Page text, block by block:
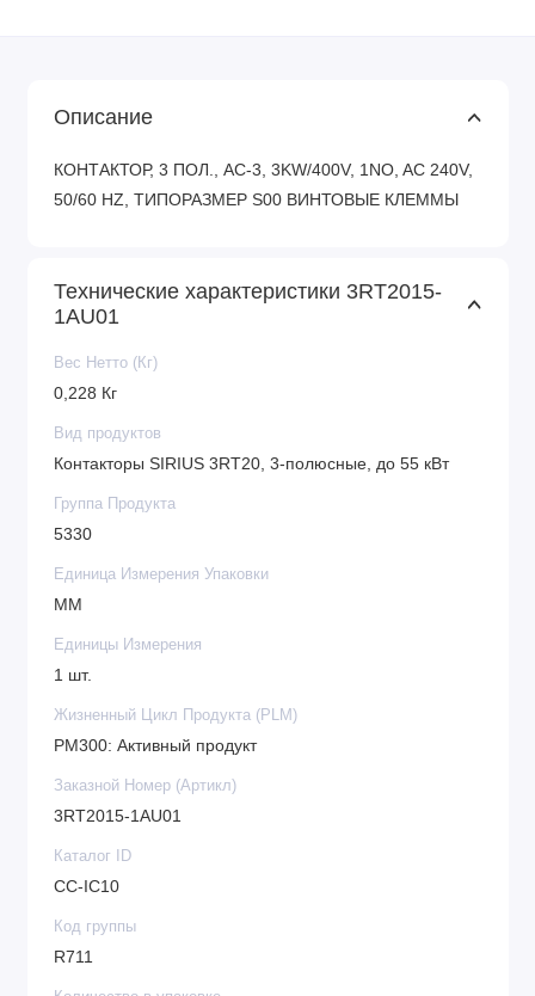
Описание
КОНТАКТОР, 3 ПОЛ., AC-3, 3KW/400V, 1NO, AC 240V,
50/60 HZ, ТИПОРАЗМЕР S00 ВИНТОВЫЕ КЛЕММЫ
Технические характеристики 3RT2015-
1AU01
Вес Нетто (Кг)
0,228 Кг
Вид продуктов
Контакторы SIRIUS 3RT20, 3-полюсные, до 55 кВт
Группа Продукта
5330
Единица Измерения Упаковки
MM
Единицы Измерения
1 шт.
Жизненный Цикл Продукта (PLM)
PM300: Активный продукт
Заказной Номер (Артикл)
3RT2015-1AU01
Каталог ID
CC-IC10
Код группы
R711